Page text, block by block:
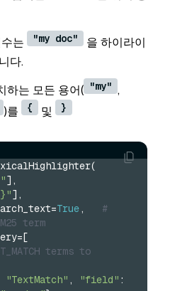
는 "my doc"
을 하이라이
다.
하는 모든 용어( "my" ,
)를 { 및 }
],
],
True, #
term
terms to
"TextMatch" , "field"